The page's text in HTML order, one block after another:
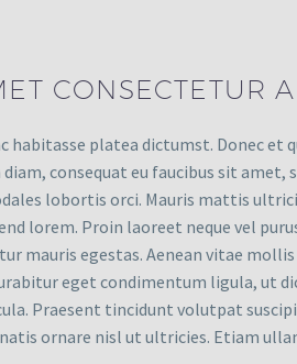
CONSECTETUR
habitasse platea dictumst. Donec et
diam, consequat eu faucibus sit
lobortis orci. Mauris mattis
lorem. Proin laoreet neque vel
mauris egestas. Aenean vitae
eget condimentum ligula, ut
Praesent tincidunt volutpat
ornare nisl ut ultricies. Etiam